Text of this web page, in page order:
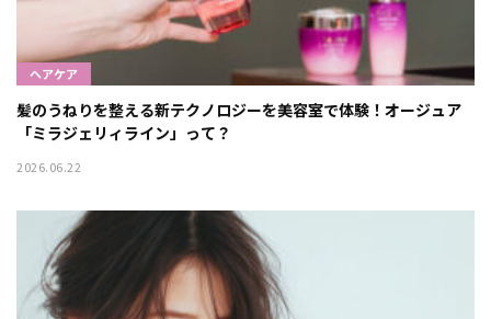
ヘアケア
髪のうねりを整える新テクノロジーを美容室で体験！オージュア
「ミラジェリィライン」って？
2026.06.22